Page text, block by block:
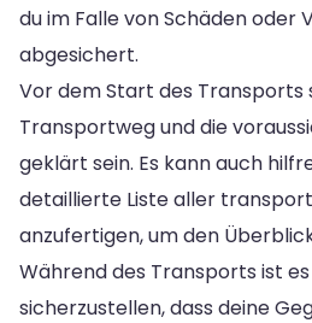
du im Falle von Schäden oder
abgesichert.
Vor dem Start des Transports
Transportweg und die
geklärt sein. Es kann auch
detaillierte Liste aller
anzufertigen, um den
Während des Transports ist
sicherzustellen, dass deine